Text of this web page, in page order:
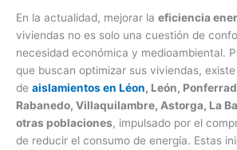
En la actualidad, mejorar la eficiencia
viviendas no es solo una cuestión de
necesidad económica y medioambiental.
que buscan optimizar sus viviendas,
de aislamientos en Léon, León,
Rabanedo, Villaquilambre, Astorga, La
otras poblaciones, impulsado por el
de reducir el consumo de energía. Estas